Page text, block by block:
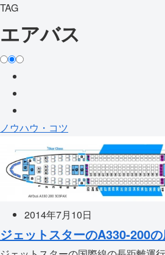
TAG
エアバス
ノウハウ・コツ
2014年7月10日
ジェットスターのA330-200